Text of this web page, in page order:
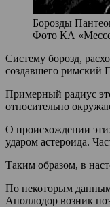
Борозды
Фото КА
Систему борозд,
создавшего римский
Примерный радиус
относительно
О происхождении
ударом астероида.
Таким образом, в
По некоторым данным
Аполлодор возник